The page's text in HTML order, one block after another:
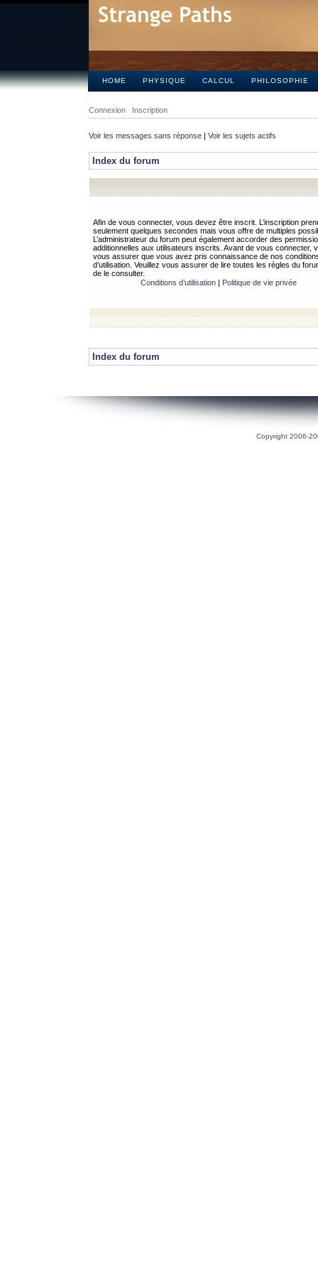
HOME PHYSIQUE CALCUL PHILOSOPHIE
Connexion Inscription
Voir les messages sans réponse | Voir les sujets actifs
Index du forum
Afin de vous connecter, vous devez être inscrit. L’inscription
seulement quelques secondes mais vous offre de multiples
L’administrateur du forum peut également accorder des
additionnelles aux utilisateurs inscrits. Avant de vous connecter,
vous assurer que vous avez pris connaissance de nos
d’utilisation. Veuillez vous assurer de lire toutes les règles du
de le consulter.
Conditions d’utilisation| Politique de vie privée
Index du forum
Copyright 2006-